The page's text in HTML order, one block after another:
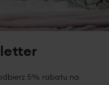
przed użytkowaniem
powinny być prane
włókien w celu ich
produktu. We wstępnej
z włókien. Nie jest ono
5% rabatu na